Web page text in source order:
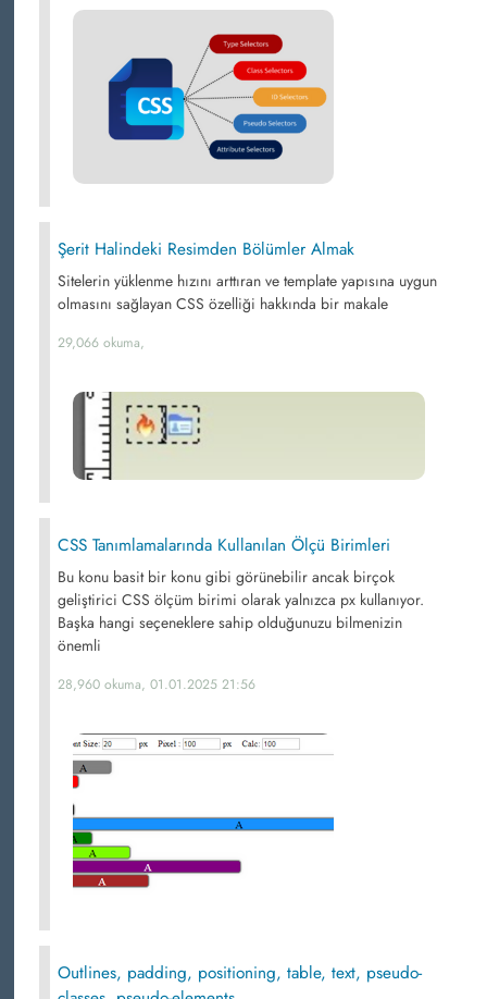
Şerit Halindeki Resimden Bölümler Almak
Sitelerin yüklenme hızını arttıran ve template yapısına uygun
olmasını sağlayan CSS özelliği hakkında bir makale
29,066 okuma,
CSS Tanımlamalarında Kullanılan Ölçü Birimleri
Bu konu basit bir konu gibi görünebilir ancak birçok
geliştirici CSS ölçüm birimi olarak yalnızca px kullanıyor.
Başka hangi seçeneklere sahip olduğunuzu bilmenizin
önemli
28,960 okuma, 01.01.2025 21:56
Outlines, padding, positioning, table, text, pseudo-